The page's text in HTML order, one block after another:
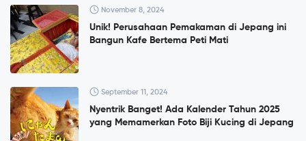
November 8, 2024
Unik! Perusahaan Pemakaman di Jepang ini
Bangun Kafe Bertema Peti Mati
September 11, 2024
Nyentrik Banget! Ada Kalender Tahun 2025
yang Memamerkan Foto Biji Kucing di Jepang